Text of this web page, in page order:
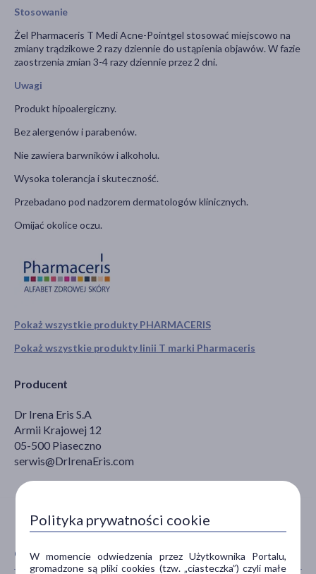
Pokaż wszystkie produkty PHARMACERIS
Pokaż wszystkie produkty linii T marki Pharmaceris
Producent
Dr Irena Eris S.A
Armii Krajowej 12
05-500 Piaseczno
serwis@DrIrenaEris.com
Stosowanie
Żel Pharmaceris T Medi Acne-Pointgel stosować miejscowo na
zmiany trądzikowe 2 razy dziennie do ustąpienia objawów. W fazie
zaostrzenia zmian 3-4 razy dziennie przez 2 dni.
Uwagi
Produkt hipoalergiczny.
Bez alergenów i parabenów.
Nie zawiera barwników i alkoholu.
Wysoka tolerancja i skuteczność.
Przebadano pod nadzorem dermatologów klinicznych.
Omijać okolice oczu.
CECHY PRODUKTU
Polityka prywatności cookie
W momencie odwiedzenia przez Użytkownika Portalu,
gromadzone są pliki cookies (tzw. „ciasteczka”) czyli małe